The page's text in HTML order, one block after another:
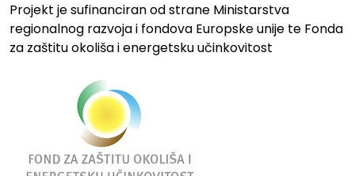
Projekt je sufinanciran od strane Ministarstva
regionalnog razvoja i fondova Europske unije te Fonda
za zaštitu okoliša i energetsku učinkovitost